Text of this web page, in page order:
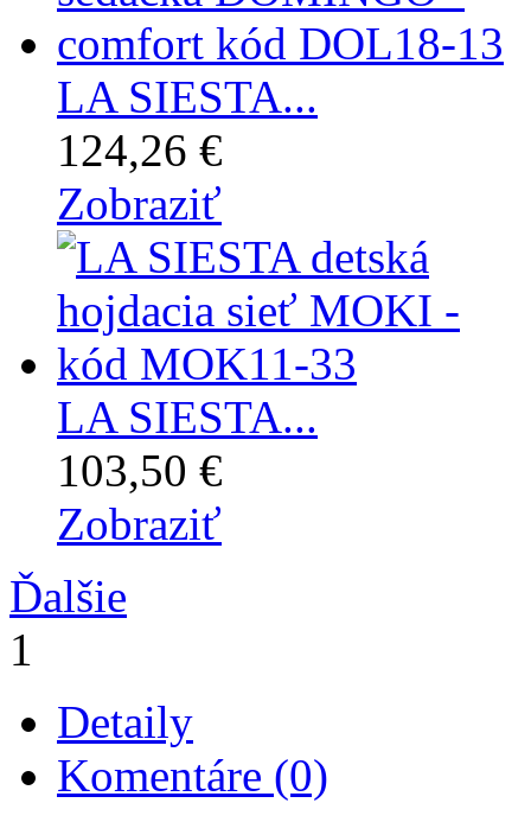
LA SIESTA...
124,26 €
Zobraziť
LA SIESTA...
103,50 €
Zobraziť
Ďalšie
1
Detaily
Komentáre (0)